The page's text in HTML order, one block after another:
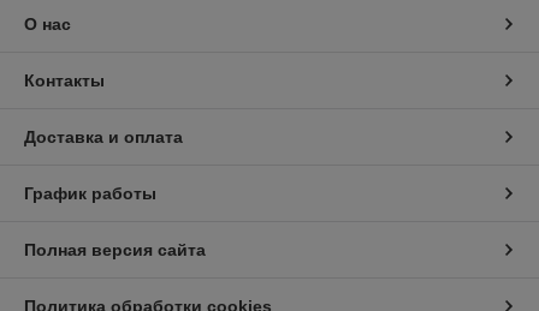
О нас
Контакты
Доставка и оплата
График работы
Полная версия сайта
Политика обработки cookies